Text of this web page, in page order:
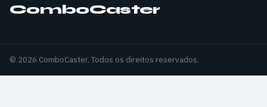
ComboCaster
© 2026 ComboCaster. Todos os direitos reservados.